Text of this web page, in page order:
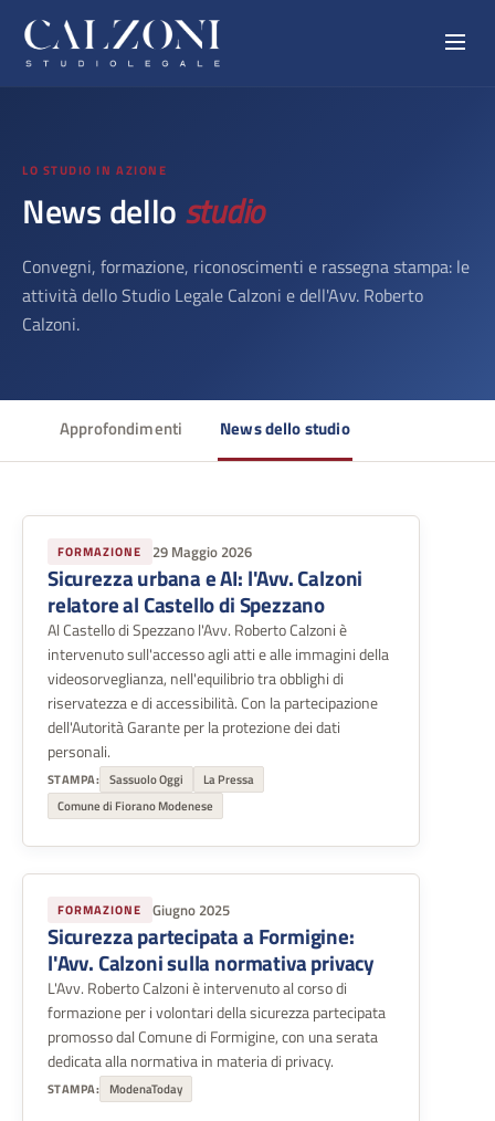
LO STUDIO IN AZIONE
News dellostudio
Convegni, formazione, riconoscimenti e rassegna stampa: le
attività dello Studio Legale Calzoni e dell'Avv. Roberto
Calzoni.
Approfondimenti News dello studio
FORMAZIONE 29 Maggio 2026
Sicurezza urbana e AI: l'Avv. Calzoni
relatore al Castello di Spezzano
Al Castello di Spezzano l'Avv. Roberto Calzoni è
intervenuto sull'accesso agli atti e alle immagini della
videosorveglianza, nell'equilibrio tra obblighi di
riservatezza e di accessibilità. Con la partecipazione
dell'Autorità Garante per la protezione dei dati
personali.
STAMPA: Sassuolo Oggi
La Pressa
Comune di Fiorano Modenese
FORMAZIONE Giugno 2025
Sicurezza partecipata a Formigine:
l'Avv. Calzoni sulla normativa privacy
L'Avv. Roberto Calzoni è intervenuto al corso di
formazione per i volontari della sicurezza partecipata
promosso dal Comune di Formigine, con una serata
dedicata alla normativa in materia di privacy.
STAMPA: ModenaToday